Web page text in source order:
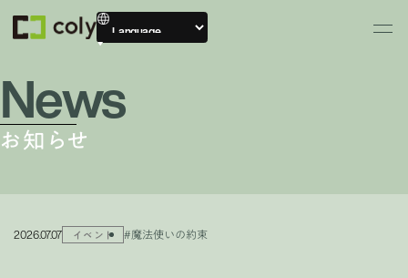
News
お知らせ
2026.07.07 イベント #魔法使いの約束